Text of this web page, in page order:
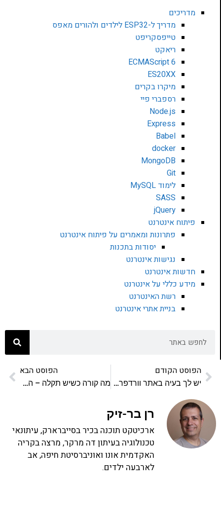
מדריכים
מדריך ל-ESP32 לילדים ולהורים מאפס
טייפסקריפט
ריאקט
ECMAScript 6
ES20XX
מיקרו בקרים
רספברי פיי
Node.js
Express
Babel
docker
MongoDB
Git
לימוד MySQL
SASS
jQuery
פיתוח אינטרנט
פתרונות ומאמרים על פיתוח אינטרנט
יסודות בתכנות
נגישות אינטרנט
חדשות אינטרנט
מידע כללי על אינטרנט
רשת האינטרנט
בניית אתרי אינטרנט
הפוסט הקודם
יש לך בעיה באתר וורדפרס? העזר בבינה המלאכותית לדבג אותו
הפוסט הבא
מה קורה כשיש תקלה – הפתרון האולטימטיבי ל-firmware ב-esp32
רן בר-זיק
ארכיטקט תוכנה בכיר בסייברארק, עיתונאי
טכנולוגיה בעיתון דה מרקר, מרצה בקריה
האקדמית אונו ואוניברסיטת חיפה, אב
לארבעה ילדים.